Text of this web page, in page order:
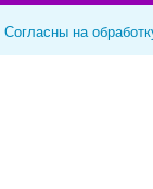
Согласны на